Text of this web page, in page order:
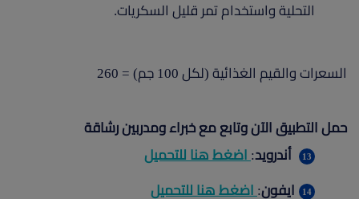
التحلية واستخدام تمر قليل السكريات.
السعرات والقيم الغذائية (لكل 100 جم) = 260
حمل التطبيق الآن وتابع مع خبراء ومدربين رشاقة
أندرويد: اضغط هنا للتحميل
ايفون: اضغط هنا للتحميل